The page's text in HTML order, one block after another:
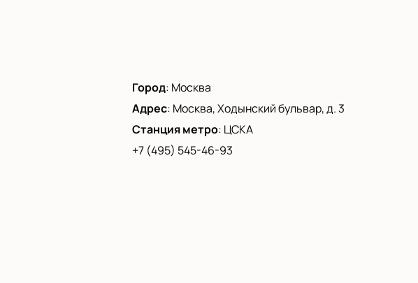
Город: Москва
Адрес: Москва, Ходынский бульвар, д. 3
Станция метро: ЦСКА
+7 (495) 545-46-93